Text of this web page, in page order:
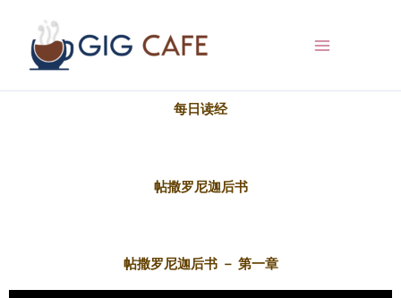
每日读经
帖撒罗尼迦后书
帖撒罗尼迦后书 － 第一章